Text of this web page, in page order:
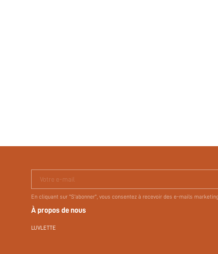
Votre e-mail
En cliquant sur "S'abonner", vous consentez à recevoir des e-mails
À propos de nous
LUVLETTE